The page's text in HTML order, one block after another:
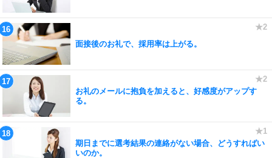
面接後のお礼で、採用率は上がる。
お礼のメールに抱負を加えると、好感度がアップす
る。
期日までに選考結果の連絡がない場合、どうすればい
いのか。